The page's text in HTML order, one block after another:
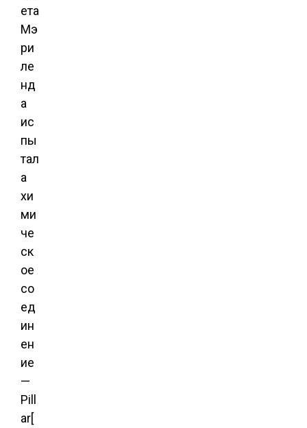
ета
Мэ
ри
ле
нд
а
ис
пы
тал
а
хи
ми
че
ск
ое
со
ед
ин
ен
ие
—
Pill
ar[